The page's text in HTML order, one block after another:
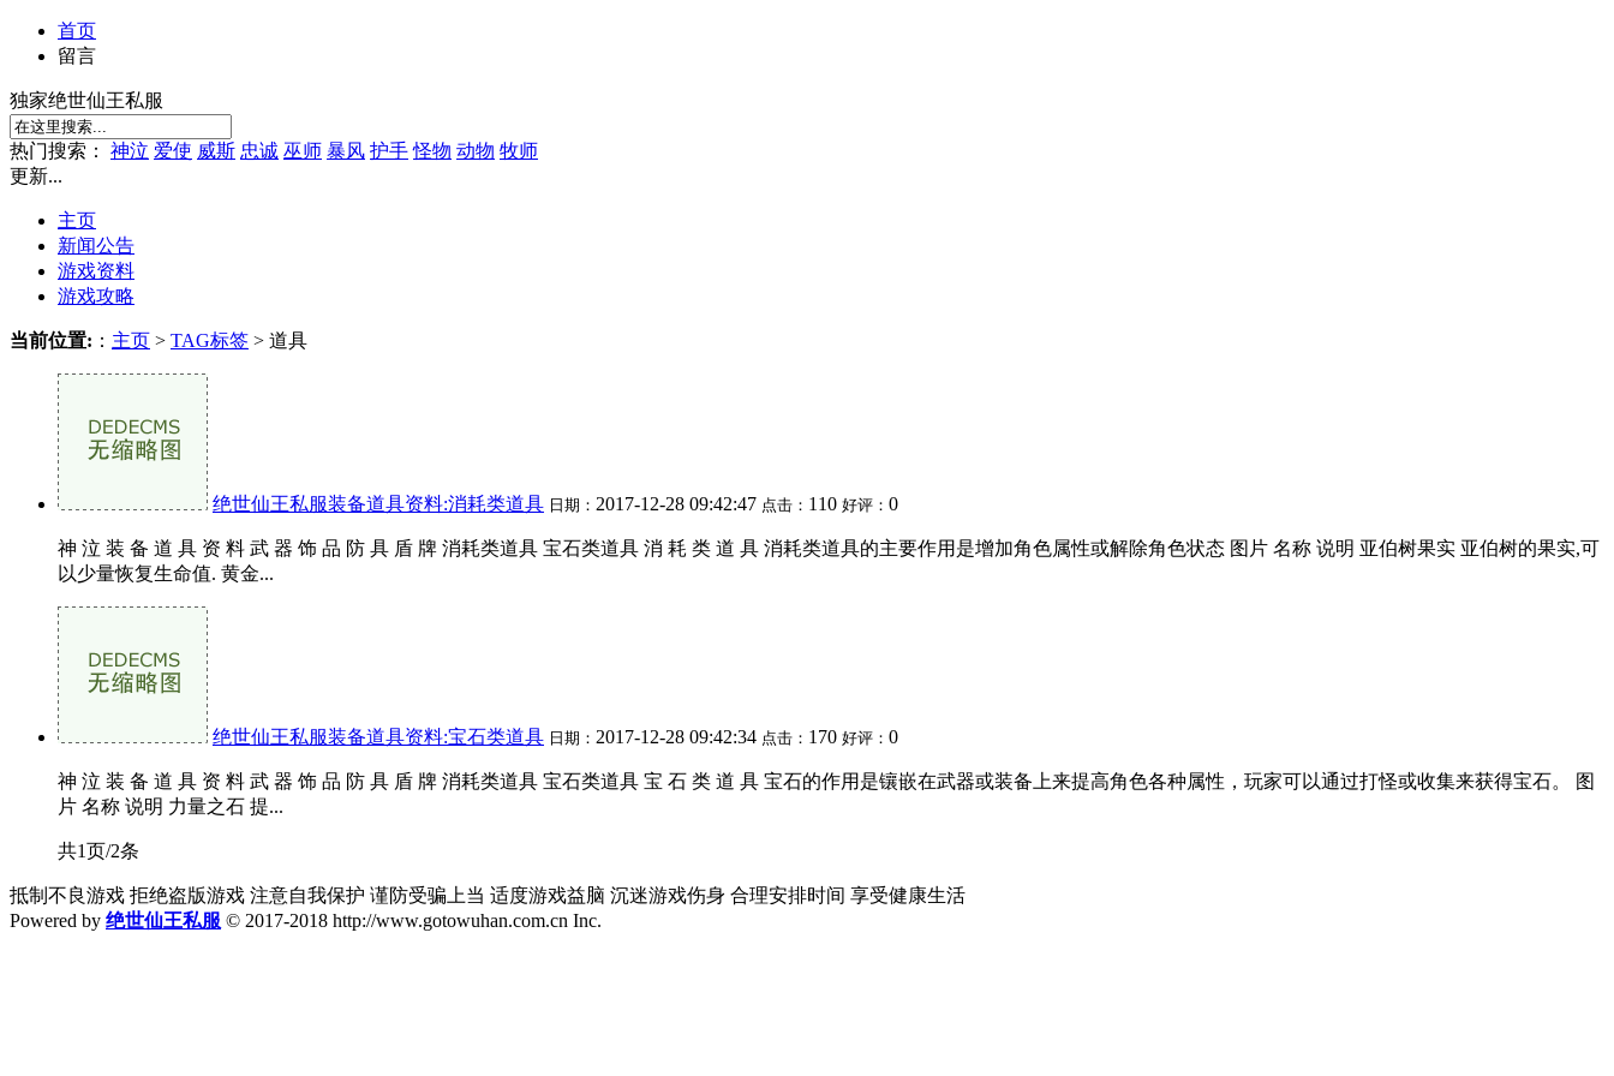
首页
留言
独家绝世仙王私服
热门搜索： 神泣 爱使 威斯 忠诚 巫师 暴风 护手 怪物 动物 牧师
更新...
主页
新闻公告
游戏资料
游戏攻略
当前位置: ： 主页 > TAG标签 > 道具
绝世仙王私服装备道具资料:消耗类道具 日期： 2017-12-28 09:42:47 点击： 110 好评： 0
神 泣 装 备 道 具 资 料 武 器 饰 品 防 具 盾 牌 消耗类道具 宝石类道具 消 耗 类 道 具 消耗类道具的主要作用是增加角色属性或解除角色状态 图片 名称 说明 亚伯树果实 亚伯树的果实,可
以少量恢复生命值. 黄金...
绝世仙王私服装备道具资料:宝石类道具 日期： 2017-12-28 09:42:34 点击： 170 好评： 0
神 泣 装 备 道 具 资 料 武 器 饰 品 防 具 盾 牌 消耗类道具 宝石类道具 宝 石 类 道 具 宝石的作用是镶嵌在武器或装备上来提高角色各种属性，玩家可以通过打怪或收集来获得宝石。 图
片 名称 说明 力量之石 提...
共1页/2条
抵制不良游戏 拒绝盗版游戏 注意自我保护 谨防受骗上当 适度游戏益脑 沉迷游戏伤身 合理安排时间 享受健康生活
Powered by 绝世仙王私服 © 2017-2018 http://www.gotowuhan.com.cn Inc.